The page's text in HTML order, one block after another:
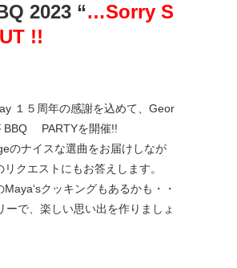
2023 “…Sorry S
!!
１５周年の感謝を込めて、Geor
BBQ PARTYを開催!!
のナイスな選曲をお届けしなが
リクエストにもお答えします。
クッキングもあるかも・・
ーで、楽しい思い出を作りましょ